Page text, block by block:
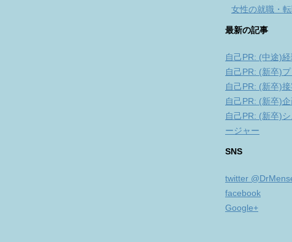
女性の就職・
最新の記事
自己PR: (中途)経
自己PR: (新卒)
自己PR: (新卒)
自己PR: (新卒)
自己PR: (新卒)
ージャー
SNS
twitter
facebook
Google+